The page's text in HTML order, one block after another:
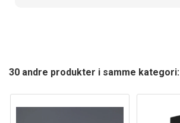
30 andre produkter i samme kategori: